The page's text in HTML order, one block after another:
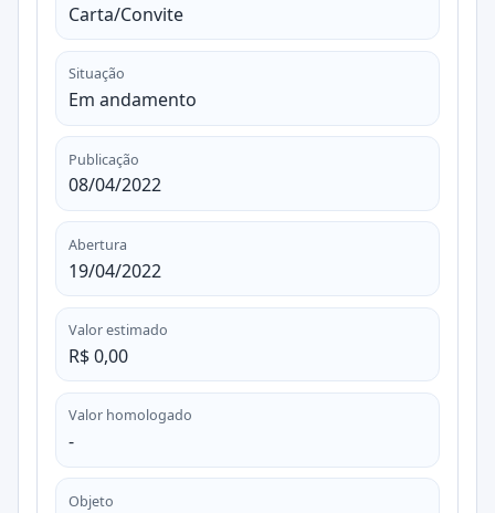
Carta/Convite
Situação
Em andamento
Publicação
08/04/2022
Abertura
19/04/2022
Valor estimado
R$ 0,00
Valor homologado
-
Objeto